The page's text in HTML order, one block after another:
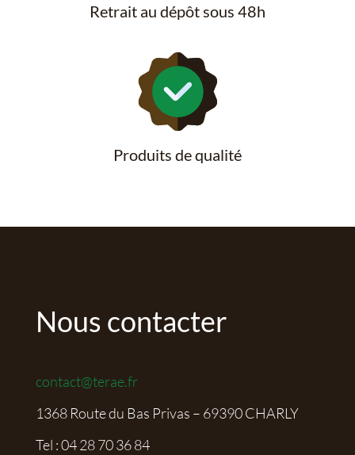
Retrait au dépôt sous 48h
Produits de qualité
Nous contacter
contact@terae.fr
1368 Route du Bas Privas – 69390 CHARLY
Tel :04 28 70 36 84